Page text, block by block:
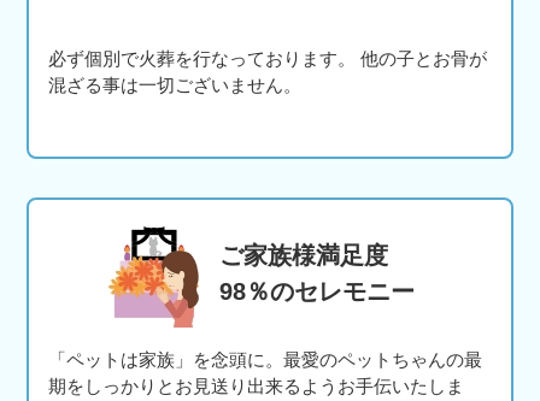
必ず個別で火葬を行なっております。 他の子とお骨が
混ざる事は一切ございません。
ご家族様満足度
98％のセレモニー
「ペットは家族」を念頭に。最愛のペットちゃんの最
期をしっかりとお見送り出来るようお手伝いたしま